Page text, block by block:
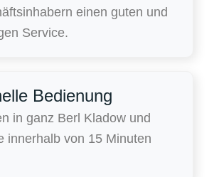
einen guten und
Service.
Bedienung
in ganz Berl Kladow und
innerhalb von 15 Minuten